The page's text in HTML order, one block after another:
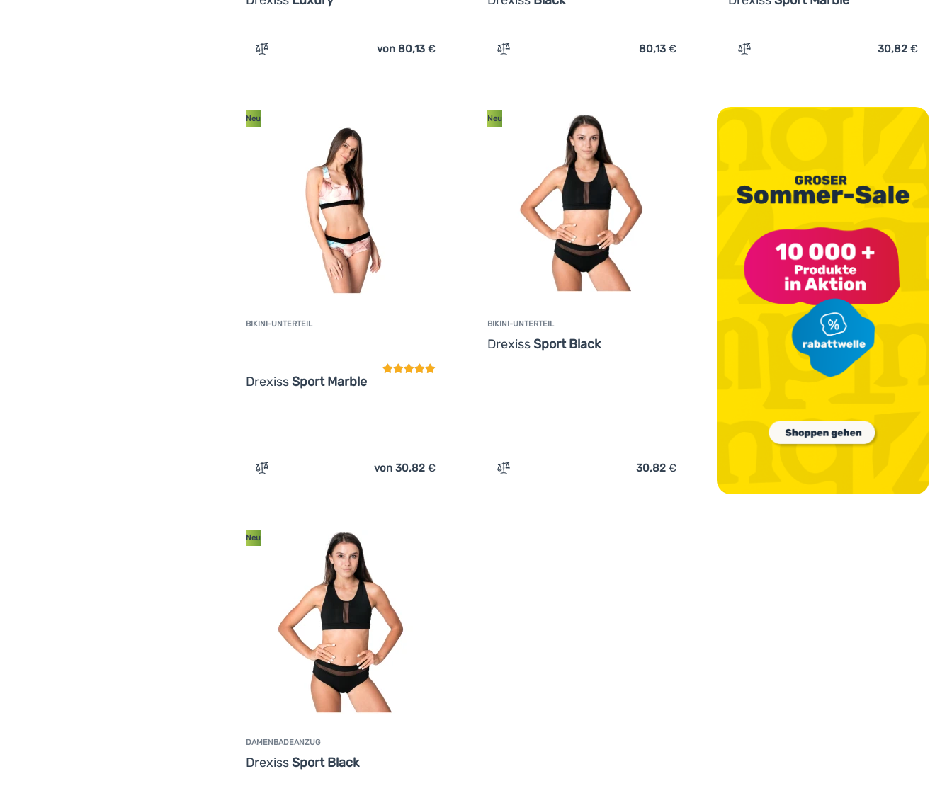
Zum Vergleich 'Damenbadeanzug Drexiss Luxury' hinzufügen
von 80,13 €
Zum Vergleich 'Damenbadeanzug Drexiss Black' hinzufügen
80,13€
Zum Vergleich 'Damenbadeanzug
30,82 €
BIKINI-UNTERTEIL
DrexissSport Marble
Neu
Zum Vergleich 'Bikini-Unterteil Drexiss Sport Marble' hinzufügen
von 30,82 €
BIKINI-UNTERTEIL
DrexissSport Black
Neu
Zum Vergleich 'Bikini-Unterteil Drexiss Sport Black' hinzufügen
30,82€
DAMENBADEANZUG
DrexissSport Black
Neu